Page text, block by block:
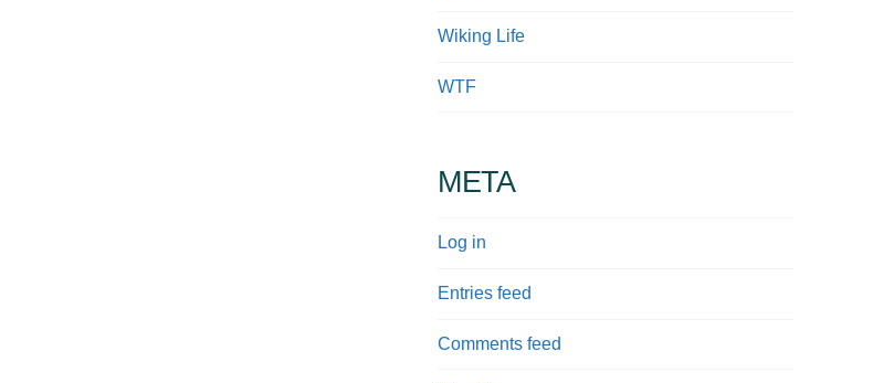
Wiking Life
WTF
META
Log in
Entries feed
Comments feed